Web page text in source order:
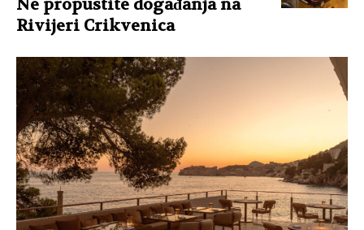
Ne propustite događanja na
Rivijeri Crikvenica